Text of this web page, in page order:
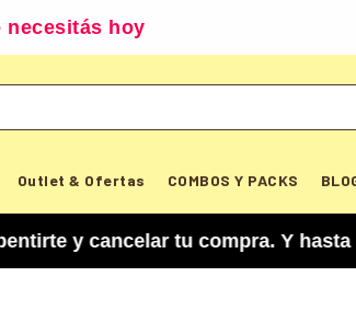
necesitás hoy
Outlet & Ofertas COMBOS Y PACKS
tu compra. Y hasta 30